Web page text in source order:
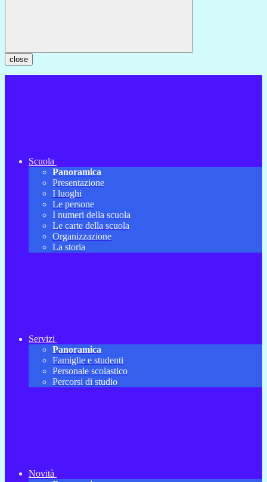
close
Scuola
Panoramica
Presentazione
I luoghi
Le persone
I numeri della scuola
Le carte della scuola
Organizzazione
La storia
Servizi
Panoramica
Famiglie e studenti
Personale scolastico
Percorsi di studio
Novità